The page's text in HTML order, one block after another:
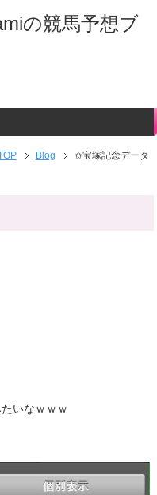
の競馬予想ブ
Blog
✩宝塚記念データ
いなｗｗｗ